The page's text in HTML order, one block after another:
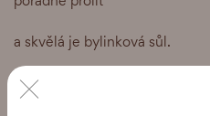
a skvělá je bylinková sůl.
S křupavou bagetkou ideální
nemusíme říkat, tenhle
×